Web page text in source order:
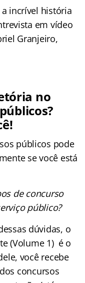
incrível história
em vídeo
Granjeiro,
no
públicos pode
se você está
de concurso
público?
dúvidas, o
(Volume 1) é o
você recebe
concursos